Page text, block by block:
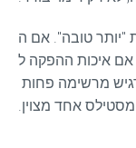
"יותר טובה". אם ה
אם איכות ההפקה ל
מסטילס אחד מצוין.